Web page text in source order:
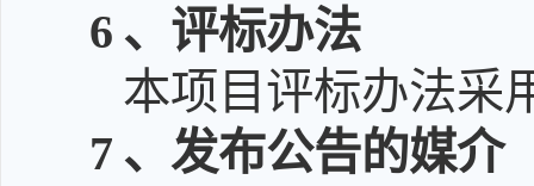
6 、评标办法
本项目评标办法采
7 、发布公告的媒介